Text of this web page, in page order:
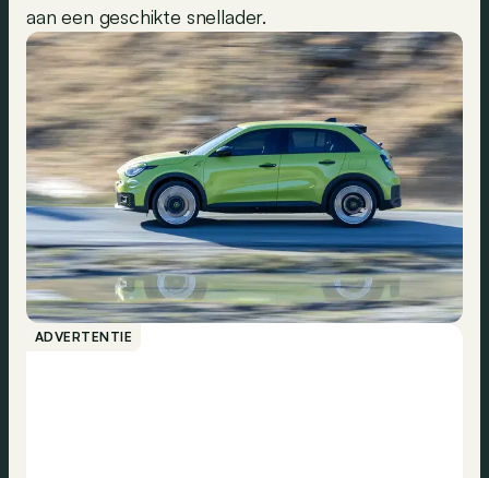
aan een geschikte snellader.
ADVERTENTIE